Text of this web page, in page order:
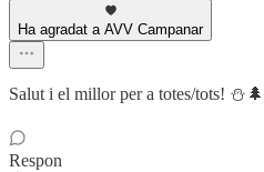
Ha agradat a AVV Campanar
Salut i el millor per a totes/tots!
Respon